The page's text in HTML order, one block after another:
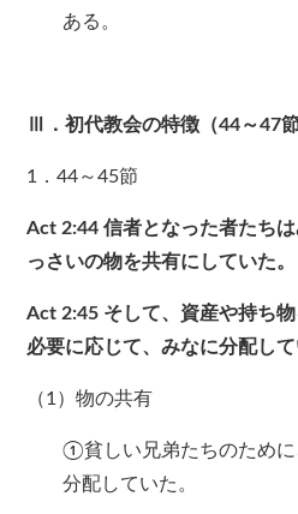
ある。
Ⅲ．初代教会の特徴（44～47節
1．44～45節
Act 2:44信者となった者たち
っさいの物を共有にしていた。
Act 2:45 そして、資産や持ち
必要に応じて、みなに分配して
（1）物の共有
①貧しい兄弟たちのために
分配していた。